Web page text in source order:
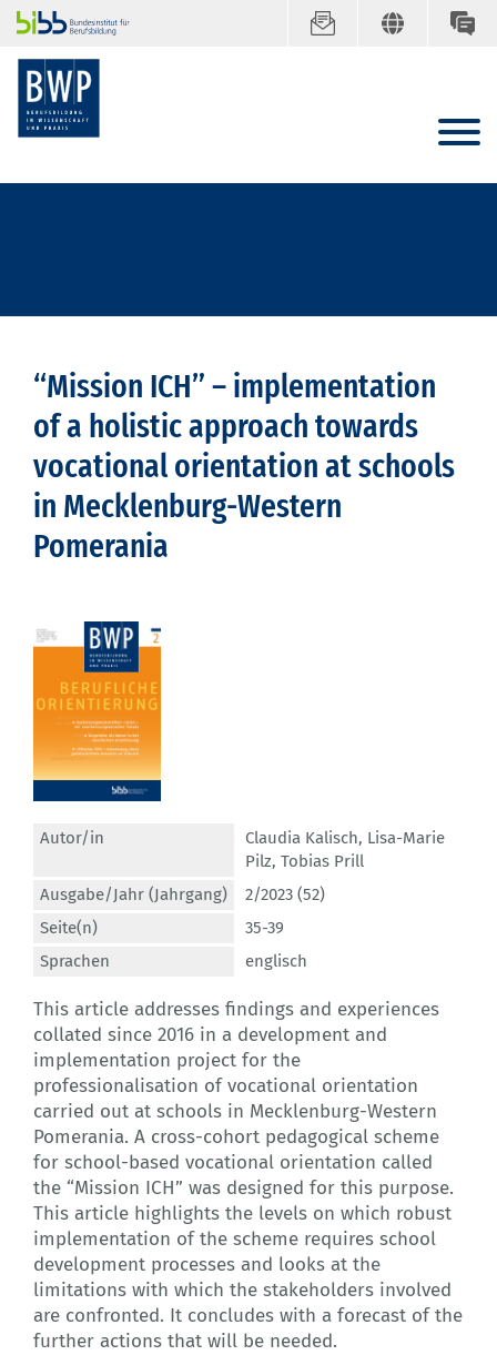
“Mission ICH” – implementation
of a holistic approach towards
vocational orientation at schools
in Mecklenburg-Western
Pomerania
Autor/in Claudia Kalisch, Lisa-Marie
Pilz, Tobias Prill
Ausgabe/Jahr (Jahrgang)
2/2023 (52)
Seite(n)
35-39
Sprachen
englisch
This article addresses findings and experiences
collated since 2016 in a development and
implementation project for the
professionalisation of vocational orientation
carried out at schools in Mecklenburg-Western
Pomerania. A cross-cohort pedagogical scheme
for school-based vocational orientation called
the “Mission ICH” was designed for this purpose.
This article highlights the levels on which robust
implementation of the scheme requires school
development processes and looks at the
limitations with which the stakeholders involved
are confronted. It concludes with a forecast of the
further actions that will be needed.